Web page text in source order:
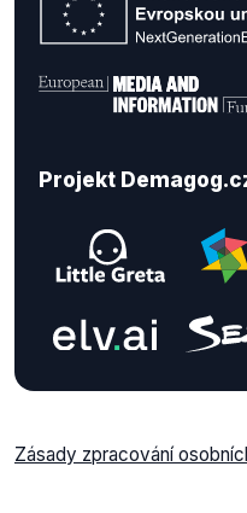
Projekt
Zásady zpracování